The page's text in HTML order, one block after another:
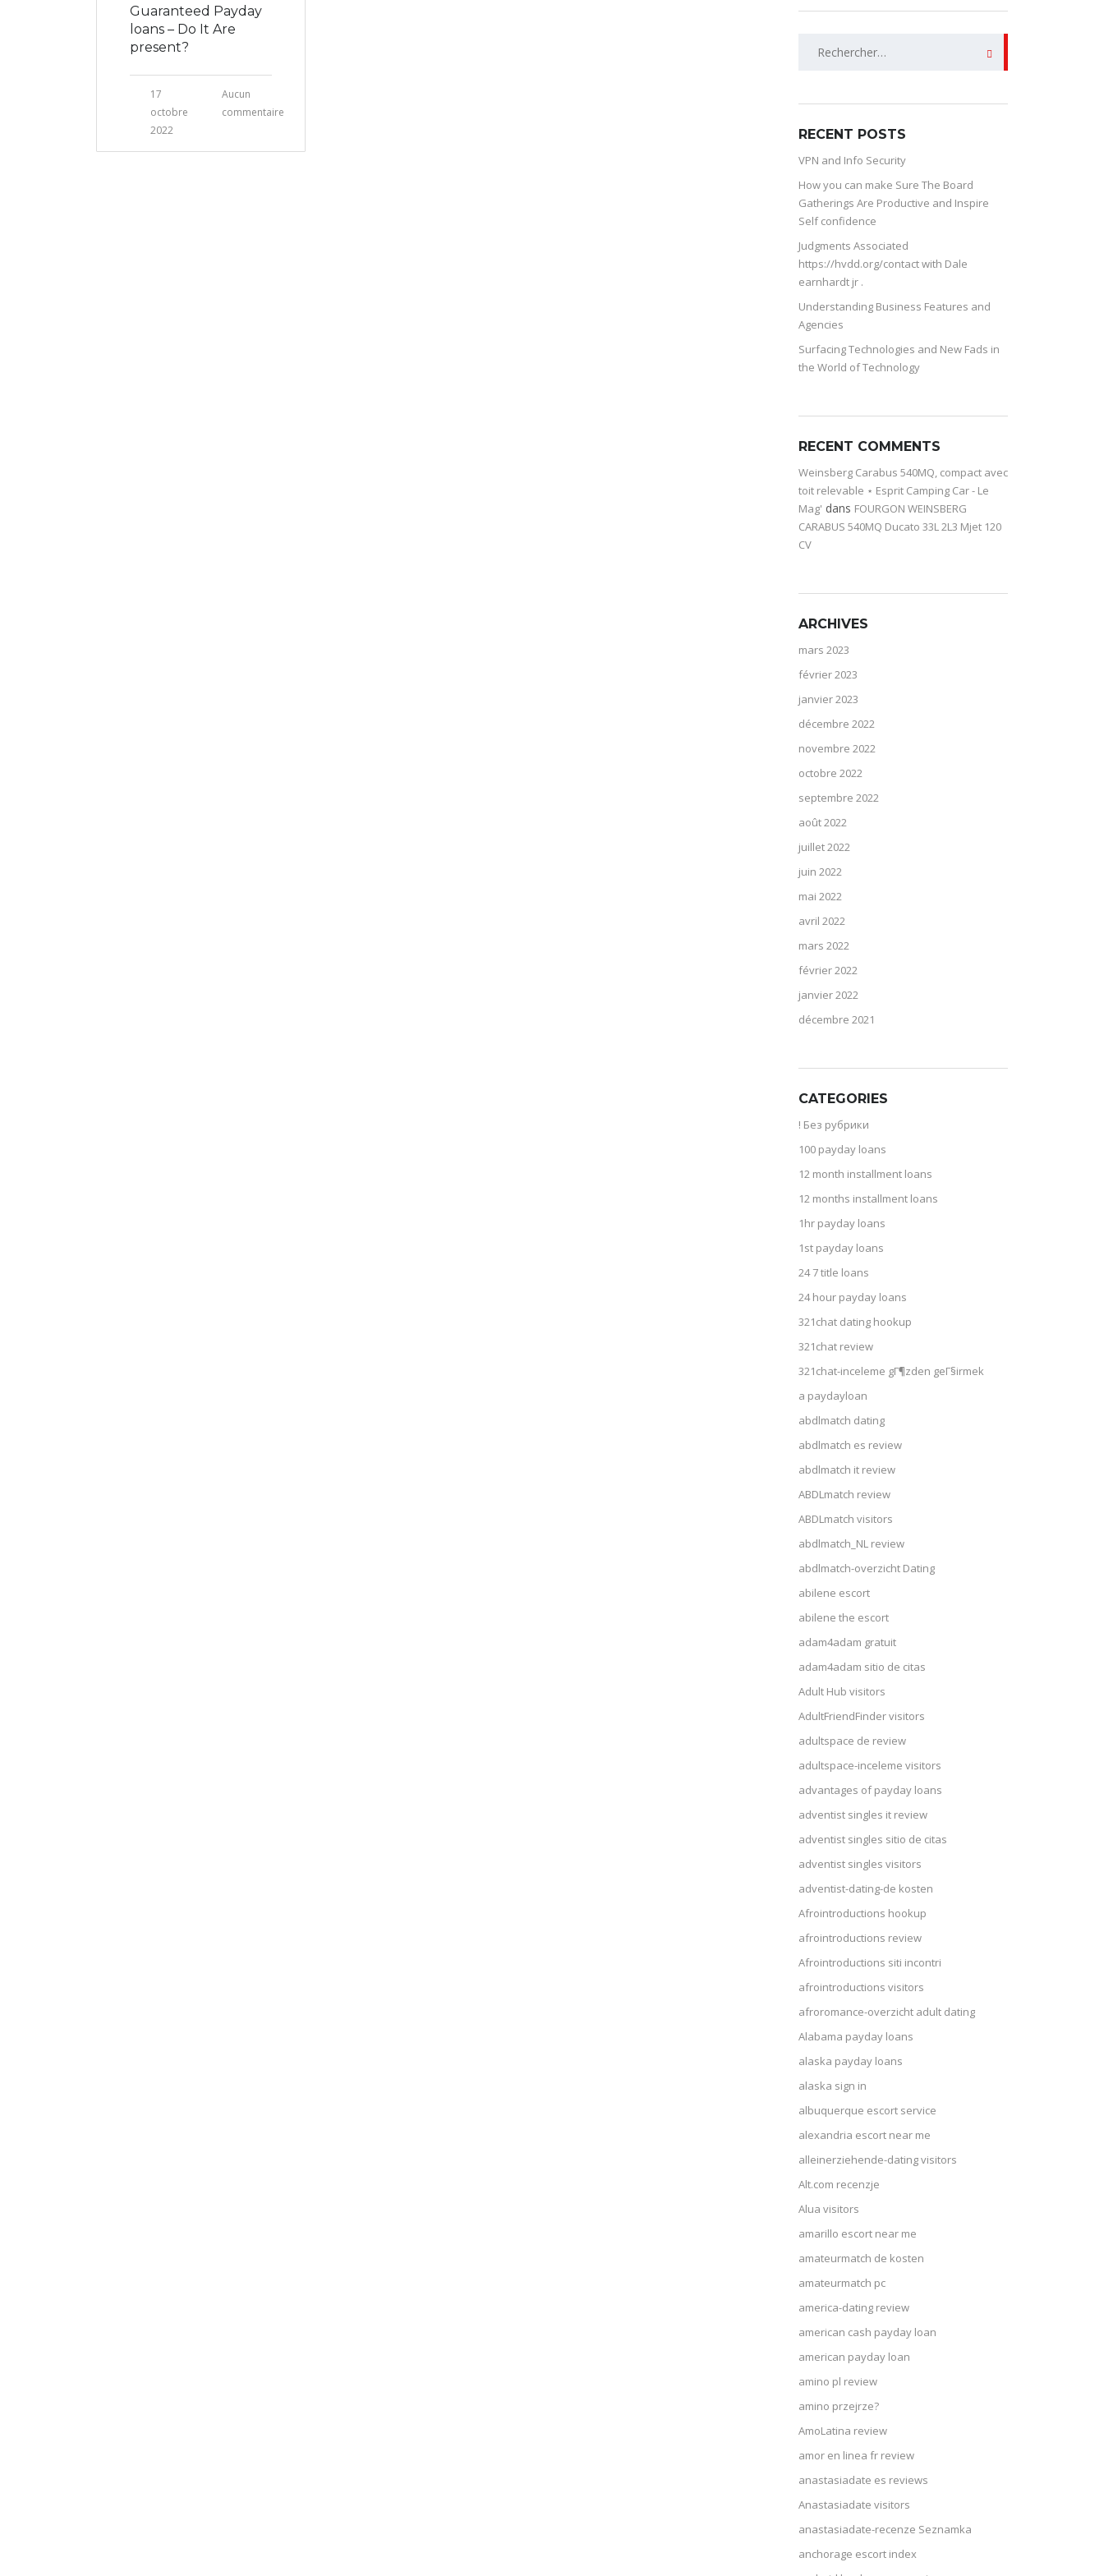
Guaranteed Payday
loans – Do It Are
present?
17
octobre
2022
Aucun
commentaire
RECENT POSTS
VPN and Info Security
How you can make Sure The Board
Gatherings Are Productive and Inspire
Self confidence
Judgments Associated
https://hvdd.org/contact with Dale
earnhardt jr .
Understanding Business Features and
Agencies
Surfacing Technologies and New Fads in
the World of Technology
RECENT COMMENTS
Weinsberg Carabus 540MQ, compact avec
toit relevable ⋆ Esprit Camping Car - Le
Mag' dans FOURGON WEINSBERG
CARABUS 540MQ Ducato 33L 2L3 Mjet 120
CV
ARCHIVES
mars 2023
février 2023
janvier 2023
décembre 2022
novembre 2022
octobre 2022
septembre 2022
août 2022
juillet 2022
juin 2022
mai 2022
avril 2022
mars 2022
février 2022
janvier 2022
décembre 2021
CATEGORIES
! Без рубрики
100 payday loans
12 month installment loans
12 months installment loans
1hr payday loans
1st payday loans
24 7 title loans
24 hour payday loans
321chat dating hookup
321chat review
321chat-inceleme gГ¶zden geГ§irmek
a paydayloan
abdlmatch dating
abdlmatch es review
abdlmatch it review
ABDLmatch review
ABDLmatch visitors
abdlmatch_NL review
abdlmatch-overzicht Dating
abilene escort
abilene the escort
adam4adam gratuit
adam4adam sitio de citas
Adult Hub visitors
AdultFriendFinder visitors
adultspace de review
adultspace-inceleme visitors
advantages of payday loans
adventist singles it review
adventist singles sitio de citas
adventist singles visitors
adventist-dating-de kosten
Afrointroductions hookup
afrointroductions review
Afrointroductions siti incontri
afrointroductions visitors
afroromance-overzicht adult dating
Alabama payday loans
alaska payday loans
alaska sign in
albuquerque escort service
alexandria escort near me
alleinerziehende-dating visitors
Alt.com recenzje
Alua visitors
amarillo escort near me
amateurmatch de kosten
amateurmatch pc
america-dating review
american cash payday loan
american payday loan
amino pl review
amino przejrze?
AmoLatina review
amor en linea fr review
anastasiadate es reviews
Anastasiadate visitors
anastasiadate-recenze Seznamka
anchorage escort index